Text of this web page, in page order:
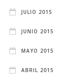
JULIO 2015
JUNIO 2015
MAYO 2015
ABRIL 2015